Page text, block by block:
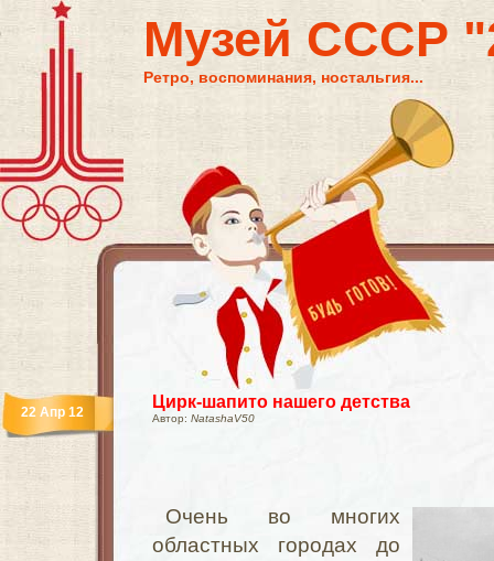
Музей СССР
Ретро, воспоминания, ностальгия...
Цирк-шапито нашего детства
Автор: NatashaV50
22 Апр 12
Очень во многих
областных городах до